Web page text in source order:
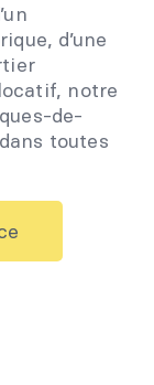
d’une
notre
de-
toutes